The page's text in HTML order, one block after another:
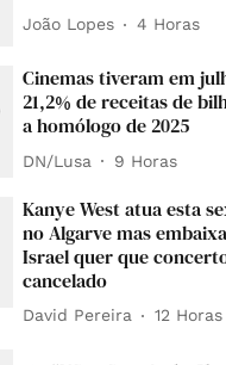
João Lopes 4 Horas
Cinemas tiveram em
21,2% de receitas de
a homólogo de 2025
DN/Lusa 9 Horas
Kanye West atua esta
no Algarve mas
Israel quer que
cancelado
David Pereira 12 Horas